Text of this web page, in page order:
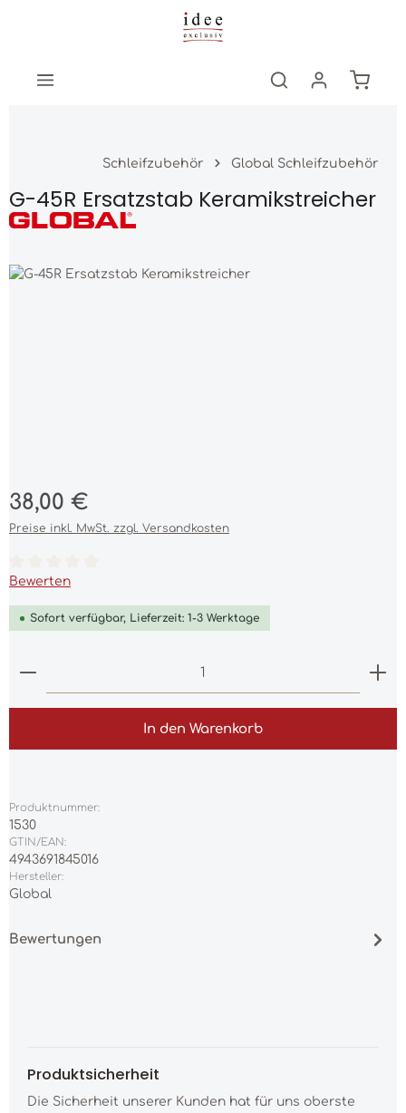
Zum Hauptinhalt springen
Schleifzubehör Global Schleifzubehör
G-45R Ersatzstab Keramikstreicher
Bildergalerie überspringen
Regulärer Preis:
38,00 €
Preise inkl. MwSt. zzgl. Versandkosten
Durchschnittliche Bewertung von 0 von 5 Sternen
Bewerten
Sofort verfügbar, Lieferzeit: 1-3 Werktage
Produkt Anzahl: Gib den gewünschten Wert
In den Warenkorb
Produktnummer:
1530
GTIN/EAN:
4943691845016
Hersteller:
Global
Bewertungen
Produktsicherheit
Die Sicherheit unserer Kunden hat für uns oberste